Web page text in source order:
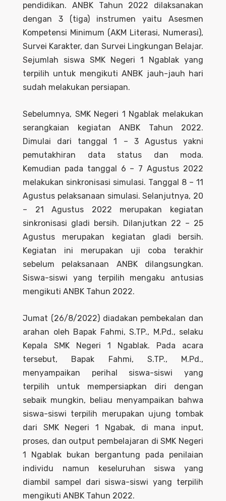
pendidikan. ANBK Tahun 2022 dilaksanakan
dengan 3 (tiga) instrumen yaitu Asesmen
Kompetensi Minimum (AKM Literasi, Numerasi),
Survei Karakter, dan Survei Lingkungan Belajar.
Sejumlah siswa SMK Negeri 1 Ngablak yang
terpilih untuk mengikuti ANBK jauh-jauh hari
sudah melakukan persiapan.
Sebelumnya, SMK Negeri 1 Ngablak melakukan
serangkaian kegiatan ANBK Tahun 2022.
Dimulai dari tanggal 1 – 3 Agustus yakni
pemutakhiran data status dan moda.
Kemudian pada tanggal 6 – 7 Agustus 2022
melakukan sinkronisasi simulasi. Tanggal 8 – 11
Agustus pelaksanaan simulasi. Selanjutnya, 20
– 21 Agustus 2022 merupakan kegiatan
sinkronisasi gladi bersih. Dilanjutkan 22 – 25
Agustus merupakan kegiatan gladi bersih.
Kegiatan ini merupakan uji coba terakhir
sebelum pelaksanaan ANBK dilangsungkan.
Siswa-siswi yang terpilih mengaku antusias
mengikuti ANBK Tahun 2022.
Jumat (26/8/2022) diadakan pembekalan dan
arahan oleh Bapak Fahmi, S.TP., M.Pd., selaku
Kepala SMK Negeri 1 Ngablak. Pada acara
tersebut, Bapak Fahmi, S.TP., M.Pd.,
menyampaikan perihal siswa-siswi yang
terpilih untuk mempersiapkan diri dengan
sebaik mungkin, beliau menyampaikan bahwa
siswa-siswi terpilih merupakan ujung tombak
dari SMK Negeri 1 Ngabak, di mana input,
proses, dan output pembelajaran di SMK Negeri
1 Ngablak bukan bergantung pada penilaian
individu namun keseluruhan siswa yang
diambil sampel dari siswa-siswi yang terpilih
mengikuti ANBK Tahun 2022.